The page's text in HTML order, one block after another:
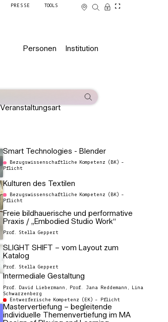
PRESSE TOOLS
Personen Institution
Veranstaltungsart
Smart Technologies - Blender
Bezugswissenschaftliche Kompetenz (BK) -
Pflicht
Kulturen des Textilen
Bezugswissenschaftliche Kompetenz (BK) -
Pflicht
Freie bildhauerische und performative
Praxis / „Embodied Studio Work“
Prof. Stella Geppert
SLIGHT SHIFT – vom Layout zum
Katalog
Prof. Stella Geppert
Intermediale Gestaltung
Prof. David Liebermann, Prof. Jana Reddemann, Lina
Schwarzenberg
Entwerferische Kompetenz (EK) - Pflicht
Mastervertiefung – begleitende
individuelle Themenvertiefung im MA